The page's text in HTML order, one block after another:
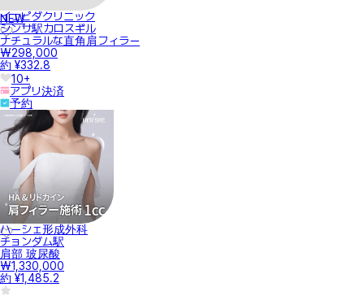
NEW
イェピダクリニック
シンサ駅カロスギル
ナチュラルな直角肩フィラー
₩298,000
約 ¥332.8
10+
アプリ決済
予約
ハーシェ形成外科
チョンダム駅
肩部 玻尿酸
₩1,330,000
約 ¥1,485.2